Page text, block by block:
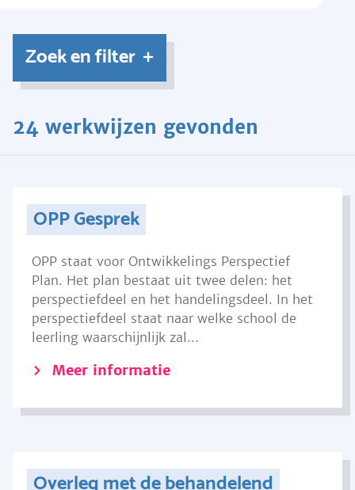
Zoek en filter
24 werkwijzen gevonden
OPP Gesprek
OPP staat voor Ontwikkelings Perspectief
Plan. Het plan bestaat uit twee delen: het
perspectiefdeel en het handelingsdeel. In het
perspectiefdeel staat naar welke school de
leerling waarschijnlijk zal...
Meer informatie